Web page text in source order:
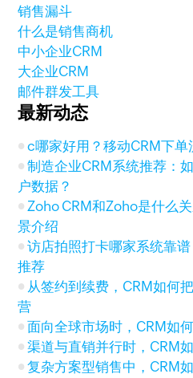
销售漏斗
什么是销售商机
中小企业CRM
大企业CRM
邮件群发工具
最新动态
c哪家好用？移动CRM下单
制造企业CRM系统推荐：
户数据？
Zoho CRM和Zoho是什么
景介绍
访店拍照打卡哪家系统靠
推荐
从签约到续费，CRM如何
营
面向全球市场时，CRM如
渠道与直销并行时，CRM
复杂方案型销售中，CRM